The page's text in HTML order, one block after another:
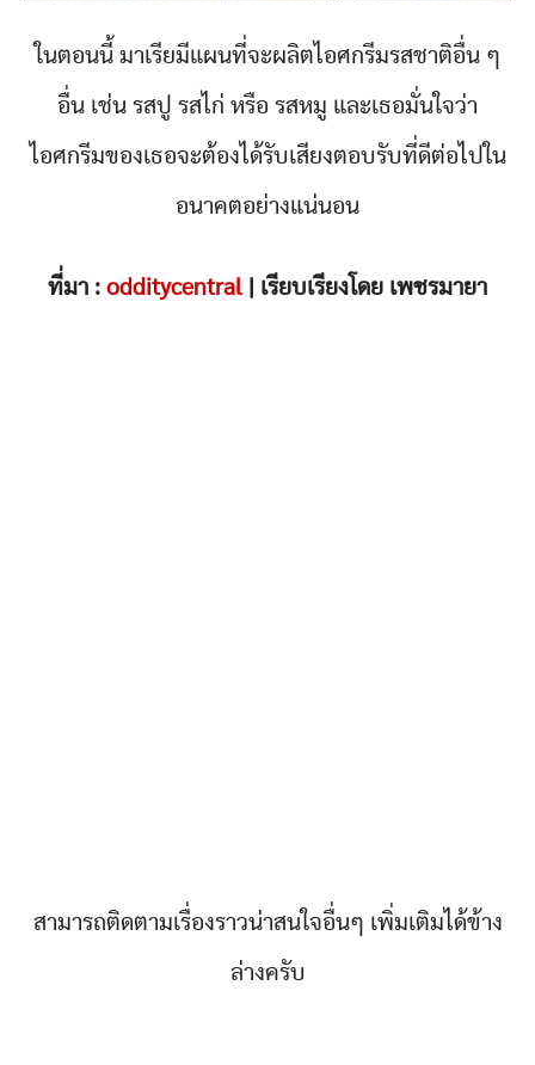
ในตอนนี้ มาเรียมีแผนที่จะผลิตไอศกรีมรสชาติอื่น ๆ
อื่น เช่น รสปู รสไก่ หรือ รสหมู และเธอมั่นใจว่า
ไอศกรีมของเธอจะต้องได้รับเสียงตอบรับที่ดีต่อไปใน
อนาคตอย่างแน่นอน
ที่มา : odditycentral | เรียบเรียงโดย เพชรมายา
สามารถติดตามเรื่องราวน่าสนใจอื่นๆ เพิ่มเติมได้ข้าง
ล่างครับ